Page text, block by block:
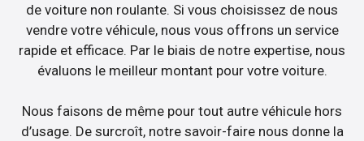
de voiture non roulante. Si vous choisissez de nous
vendre votre véhicule, nous vous offrons un service
rapide et efficace. Par le biais de notre expertise, nous
évaluons le meilleur montant pour votre voiture.
Nous faisons de même pour tout autre véhicule hors
d’usage. De surcroît, notre savoir-faire nous donne la